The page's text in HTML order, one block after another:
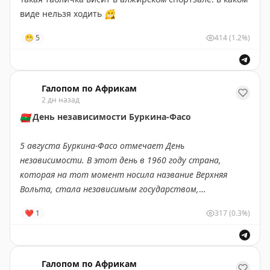
Кирилл опустился на 17-е место, Сергей — на 31-е, а
виде нельзя ходить 😁
😁 5 414(1.2%)
Галопом по Африкам
2 дн назад
🇧🇫 День независимости Буркина-Фасо
5 августа Буркина-Фасо отмечает День
независимости. В этот день в 1960 году страна,
которая на тот момент носила название Верхняя
Вольта, стала независимым государством,
господства.
Что вы могли не знать об этой
западноафриканской стране?
❤ 1 317(0.3%)
Галопом по Африкам